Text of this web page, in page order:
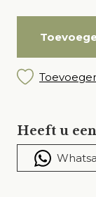
Heeft u